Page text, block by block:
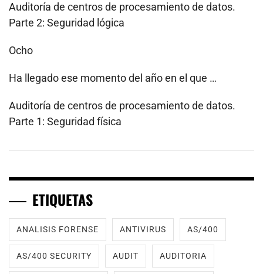
Auditoría de centros de procesamiento de datos.
Parte 2: Seguridad lógica
Ocho
Ha llegado ese momento del año en el que …
Auditoría de centros de procesamiento de datos.
Parte 1: Seguridad física
ETIQUETAS
ANALISIS FORENSE ANTIVIRUS AS/400
AS/400 SECURITY AUDIT AUDITORIA